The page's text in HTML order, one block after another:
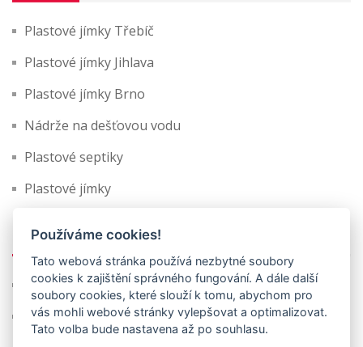
Plastové jímky Třebíč
Plastové jímky Jihlava
Plastové jímky Brno
Nádrže na dešťovou vodu
Plastové septiky
Plastové jímky
MŮJ ÚČET
Můj účet
Košík
Používáme cookies!
Tato webová stránka používá nezbytné soubory
cookies k zajištění správného fungování. A dále další
soubory cookies, které slouží k tomu, abychom pro
vás mohli webové stránky vylepšovat a optimalizovat.
Tato volba bude nastavena až po souhlasu.